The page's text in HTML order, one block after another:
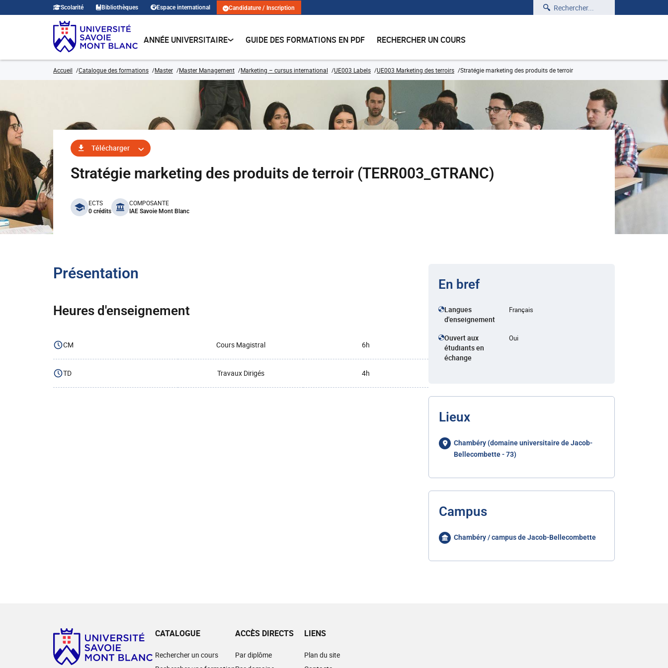
Scolarité Bibliothèques Espace international Candidature / Inscription Rechercher
ANNÉE UNIVERSITAIRE GUIDE DES FORMATIONS EN PDF RECHERCHER UN COURS
Accueil Catalogue des formations Master Master Management Marketing – cursus international UE003 Labels UE003 Marketing des terroirs Stratégie marketing des produits de terroir
Télécharger
Stratégie marketing des produits de terroir (TERR003_GTRANC)
benefits
ECTS
0 crédits
COMPOSANTE
IAE Savoie Mont Blanc
Présentation
Heures d'enseignement
CM Cours Magistral 6h
TD Travaux Dirigés 4h
En bref
Langues
d'enseignement
Français
Ouvert aux
étudiants en
échange
Oui
Lieux
Chambéry (domaine universitaire de Jacob-
Bellecombette - 73)
Campus
Chambéry / campus de Jacob-Bellecombette
CATALOGUE
Rechercher un cours
ACCÈS DIRECTS
Par diplôme
LIENS
Plan du site